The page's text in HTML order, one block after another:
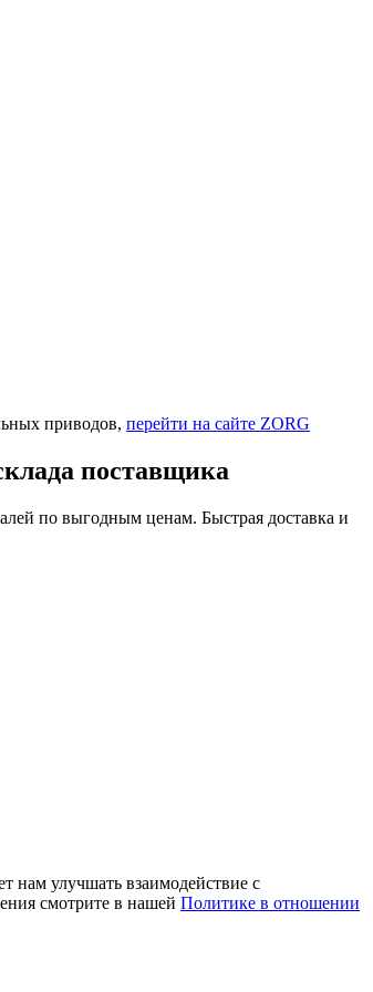
приводов, перейти на сайте ZORG
поставщика
по выгодным ценам. Быстрая доставка и
нам улучшать взаимодействие с
смотрите в нашей Политике в отношении